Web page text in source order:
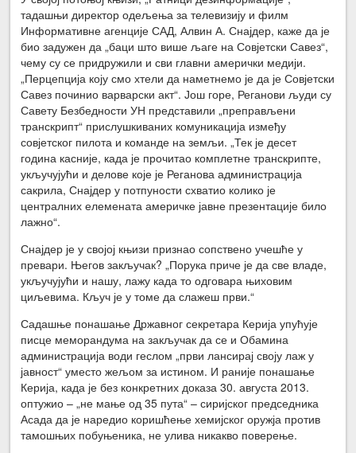
тадашњи директор одељења за телевизију и филм
Информативне агенције САД, Алвин А. Снајдер, каже да је
био задужен да „баци што више љаге на Совјетски Савез“,
чему су се придружили и сви главни амерички медији.
„Перцепција коју смо хтели да наметнемо је да је Совјетски
Савез починио варварски акт“. Још горе, Реганови људи су
Савету Безбедности УН представили „преправљени
транскрипт“ прислушкиваних комуникација између
совјетског пилота и команде на земљи. „Тек је десет
година касније, када је прочитао комплетне транскрипте,
укључујући и делове које је Реганова администрација
сакрила, Снајдер у потпуности схватио колико је
централних елемената америчке јавне презентације било
лажно“.
Снајдер је у својој књизи признао сопствено учешће у
превари. Његов закључак? „Порука приче је да све владе,
укључујући и нашу, лажу када то одговара њиховим
циљевима. Кључ је у томе да слажеш први.“
Садашње понашање Државног секретара Керија упућује
писце меморандума на закључак да се и Обамина
администрација води геслом „први лансирај своју лаж у
јавност“ уместо жељом за истином. И раније понашање
Керија, када је без конкретних доказа 30. августа 2013.
оптужио – „не мање од 35 пута“ – сиријског председника
Асада да је наредио коришћење хемијског оружја против
тамошњих побуњеника, не улива никакво поверење.